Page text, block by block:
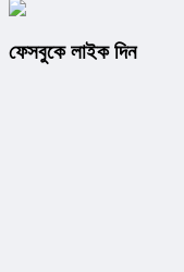
ফেসবুকে লাইক দিন